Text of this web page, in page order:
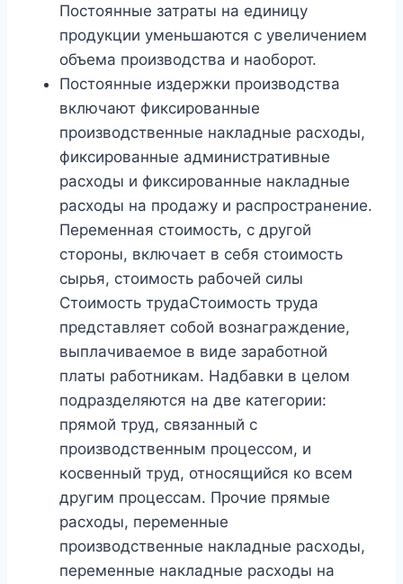
Постоянные затраты на единицу
продукции уменьшаются с увеличением
объема производства и наоборот.
Постоянные издержки производства
включают фиксированные
производственные накладные расходы,
фиксированные административные
расходы и фиксированные накладные
расходы на продажу и распространение.
Переменная стоимость, с другой
стороны, включает в себя стоимость
сырья, стоимость рабочей силы
Стоимость трудаСтоимость труда
представляет собой вознаграждение,
выплачиваемое в виде заработной
платы работникам. Надбавки в целом
подразделяются на две категории:
прямой труд, связанный с
производственным процессом, и
косвенный труд, относящийся ко всем
другим процессам. Прочие прямые
расходы, переменные
производственные накладные расходы,
переменные накладные расходы на